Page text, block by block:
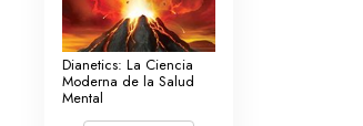
para un Entorno Peligroso
para Enfermedades y Lesiones
Dianetics: La Ciencia
Moderna de la Salud
Mental